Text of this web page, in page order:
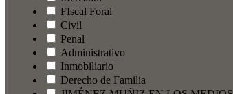
FIscal Foral
Civil
Penal
Administrativo
Inmobiliario
Derecho de Familia